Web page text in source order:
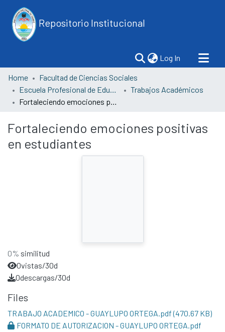
Repositorio Institucional
Log In (current)
Home
Facultad de Ciencias Sociales
Escuela Profesional de Educación
Trabajos Académicos
Fortaleciendo emociones positivas en estudiantes
Fortaleciendo emociones positivas
en estudiantes
0% similitud
0vistas/30d
0descargas/30d
Files
TRABAJO ACADEMICO - GUAYLUPO ORTEGA.pdf(470.67 KB)
FORMATO DE AUTORIZACION - GUAYLUPO ORTEGA.pdf